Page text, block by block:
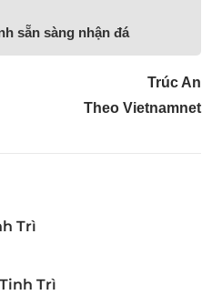
sẵn sàng nhận đá
Trúc An
Theo Vietnamnet
Trì
Trì